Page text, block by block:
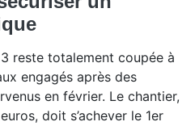
reste totalement coupée à
engagés après des
en février. Le chantier,
doit s’achever le 1er